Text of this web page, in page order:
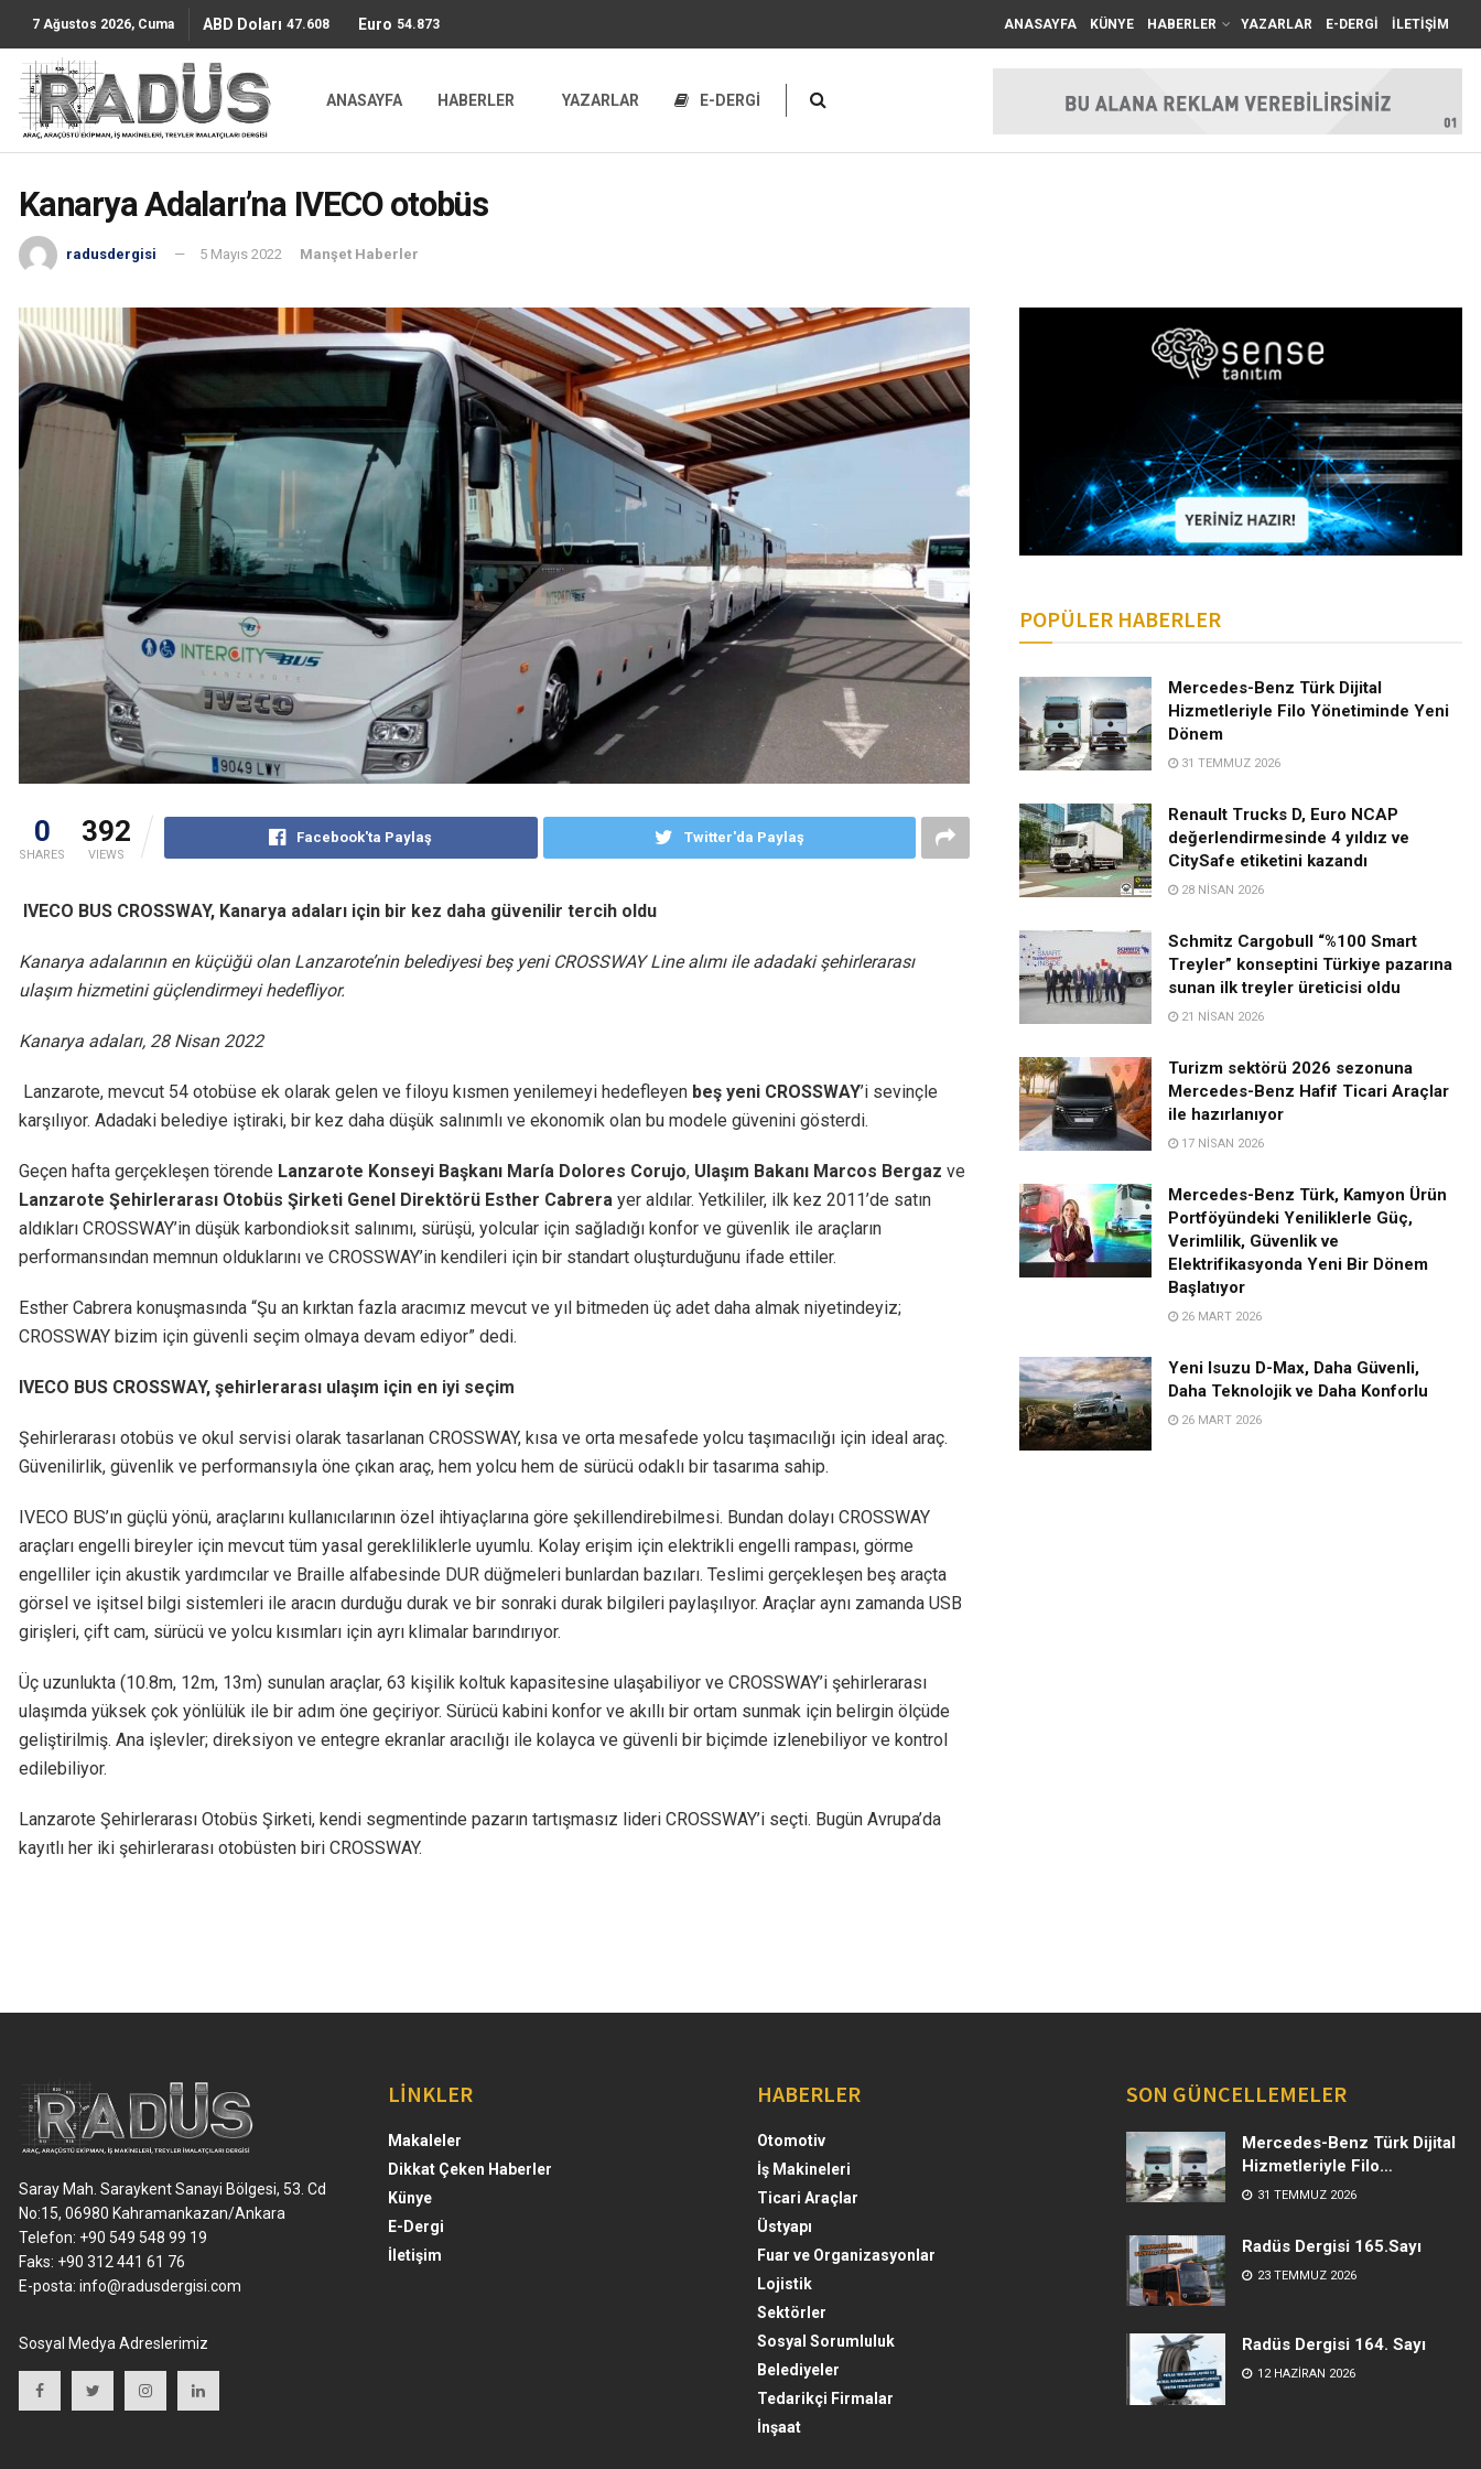
7 Ağustos 2026, Cuma ABD Doları 47.6085 Euro 54.8736 ANASAYFA KÜNYE HABERLER YAZARLAR E-DERGİ İLETİŞİM
ANASAYFA HABERLER YAZARLAR E-DERGİ
Kanarya Adaları’na IVECO otobüs
radusdergisi 5 Mayıs 2022 Manşet Haberler
0
SHARES
392
VIEWS
Facebook'ta Paylaş Twitter'da Paylaş
IVECO BUS CROSSWAY, Kanarya adaları için bir kez daha güvenilir tercih oldu
Kanarya adalarının en küçüğü olan Lanzarote’nin belediyesi beş yeni CROSSWAY Line alımı ile adadaki şehirlerarası
ulaşım hizmetini güçlendirmeyi hedefliyor.
Kanarya adaları, 28 Nisan 2022
Lanzarote, mevcut 54 otobüse ek olarak gelen ve filoyu kısmen yenilemeyi hedefleyen beş yeni CROSSWAY’i sevinçle
karşılıyor. Adadaki belediye iştiraki, bir kez daha düşük salınımlı ve ekonomik olan bu modele güvenini gösterdi.
Geçen hafta gerçekleşen törende Lanzarote Konseyi Başkanı María Dolores Corujo, Ulaşım Bakanı Marcos Bergaz ve
Lanzarote Şehirlerarası Otobüs Şirketi Genel Direktörü Esther Cabrera yer aldılar. Yetkililer, ilk kez 2011’de satın
aldıkları CROSSWAY’in düşük karbondioksit salınımı, sürüşü, yolcular için sağladığı konfor ve güvenlik ile araçların
performansından memnun olduklarını ve CROSSWAY’in kendileri için bir standart oluşturduğunu ifade ettiler.
Esther Cabrera konuşmasında “Şu an kırktan fazla aracımız mevcut ve yıl bitmeden üç adet daha almak niyetindeyiz;
CROSSWAY bizim için güvenli seçim olmaya devam ediyor” dedi.
IVECO BUS CROSSWAY, şehirlerarası ulaşım için en iyi seçim
Şehirlerarası otobüs ve okul servisi olarak tasarlanan CROSSWAY, kısa ve orta mesafede yolcu taşımacılığı için ideal araç.
Güvenilirlik, güvenlik ve performansıyla öne çıkan araç, hem yolcu hem de sürücü odaklı bir tasarıma sahip.
IVECO BUS’ın güçlü yönü, araçlarını kullanıcılarının özel ihtiyaçlarına göre şekillendirebilmesi. Bundan dolayı CROSSWAY
araçları engelli bireyler için mevcut tüm yasal gerekliliklerle uyumlu. Kolay erişim için elektrikli engelli rampası, görme
engelliler için akustik yardımcılar ve Braille alfabesinde DUR düğmeleri bunlardan bazıları. Teslimi gerçekleşen beş araçta
görsel ve işitsel bilgi sistemleri ile aracın durduğu durak ve bir sonraki durak bilgileri paylaşılıyor. Araçlar aynı zamanda USB
girişleri, çift cam, sürücü ve yolcu kısımları için ayrı klimalar barındırıyor.
Üç uzunlukta (10.8m, 12m, 13m) sunulan araçlar, 63 kişilik koltuk kapasitesine ulaşabiliyor ve CROSSWAY’i şehirlerarası
ulaşımda yüksek çok yönlülük ile bir adım öne geçiriyor. Sürücü kabini konfor ve akıllı bir ortam sunmak için belirgin ölçüde
geliştirilmiş. Ana işlevler; direksiyon ve entegre ekranlar aracılığı ile kolayca ve güvenli bir biçimde izlenebiliyor ve kontrol
edilebiliyor.
Lanzarote Şehirlerarası Otobüs Şirketi, kendi segmentinde pazarın tartışmasız lideri CROSSWAY’i seçti. Bugün Avrupa’da
kayıtlı her iki şehirlerarası otobüsten biri CROSSWAY.
POPÜLER HABERLER
Mercedes-Benz Türk Dijital
Hizmetleriyle Filo Yönetiminde Yeni
Dönem
31 TEMMUZ 2026
Renault Trucks D, Euro NCAP
değerlendirmesinde 4 yıldız ve
CitySafe etiketini kazandı
28 NISAN 2026
Schmitz Cargobull “%100 Smart
Treyler” konseptini Türkiye pazarına
sunan ilk treyler üreticisi oldu
21 NISAN 2026
Turizm sektörü 2026 sezonuna
Mercedes-Benz Hafif Ticari Araçlar
ile hazırlanıyor
17 NISAN 2026
Mercedes-Benz Türk, Kamyon Ürün
Portföyündeki Yeniliklerle Güç,
Verimlilik, Güvenlik ve
Elektrifikasyonda Yeni Bir Dönem
Başlatıyor
26 MART 2026
Yeni Isuzu D-Max, Daha Güvenli,
Daha Teknolojik ve Daha Konforlu
26 MART 2026
Saray Mah. Saraykent Sanayi Bölgesi, 53. Cd
No:15, 06980 Kahramankazan/Ankara
Telefon: +90 549 548 99 19
Faks: +90 312 441 61 76
E-posta: info@radusdergisi.com
Sosyal Medya Adreslerimiz
LİNKLER
Makaleler
Dikkat Çeken Haberler
Künye
E-Dergi
İletişim
HABERLER
Otomotiv
İş Makineleri
Ticari Araçlar
Üstyapı
Fuar ve Organizasyonlar
Lojistik
Sektörler
Sosyal Sorumluluk
Belediyeler
Tedarikçi Firmalar
İnşaat
SON GÜNCELLEMELER
Mercedes-Benz Türk Dijital
Hizmetleriyle Filo
Yönetiminde Yeni Dönem
31 TEMMUZ 2026
Radüs Dergisi 165.Sayı
23 TEMMUZ 2026
Radüs Dergisi 164. Sayı
12 HAZIRAN 2026